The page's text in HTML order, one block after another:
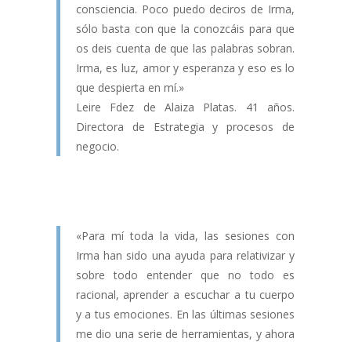
consciencia. Poco puedo deciros de Irma,
sólo basta con que la conozcáis para que
os deis cuenta de que las palabras sobran.
Irma, es luz, amor y esperanza y eso es lo
que despierta en mí.»
Leire Fdez de Alaiza Platas. 41 años.
Directora de Estrategia y procesos de
negocio.
«Para mí toda la vida, las sesiones con
Irma han sido una ayuda para relativizar y
sobre todo entender que no todo es
racional, aprender a escuchar a tu cuerpo
y a tus emociones. En las últimas sesiones
me dio una serie de herramientas, y ahora